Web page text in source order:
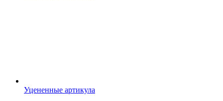
Уцененные артикула